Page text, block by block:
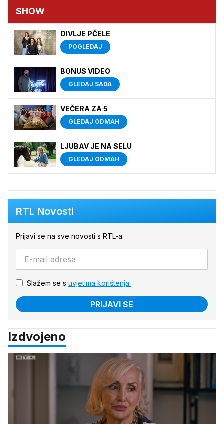
SHOW
DIVLJE PČELE
POGLEDAJ
BONUS VIDEO
GLEDAJ SADA
VEČERA ZA 5
GLEDAJ ODMAH
LJUBAV JE NA SELU
GLEDAJ ODMAH
RTL Novosti
Prijavi se na sve novosti s RTL-a.
Slažem se s uvjetima korištenja.
PRIJAVI SE
Izdvojeno